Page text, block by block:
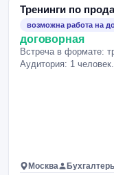
Тренинги по
возможна работа на
договорная
Встреча в формате:
Аудитория: 1 человек.
Москва